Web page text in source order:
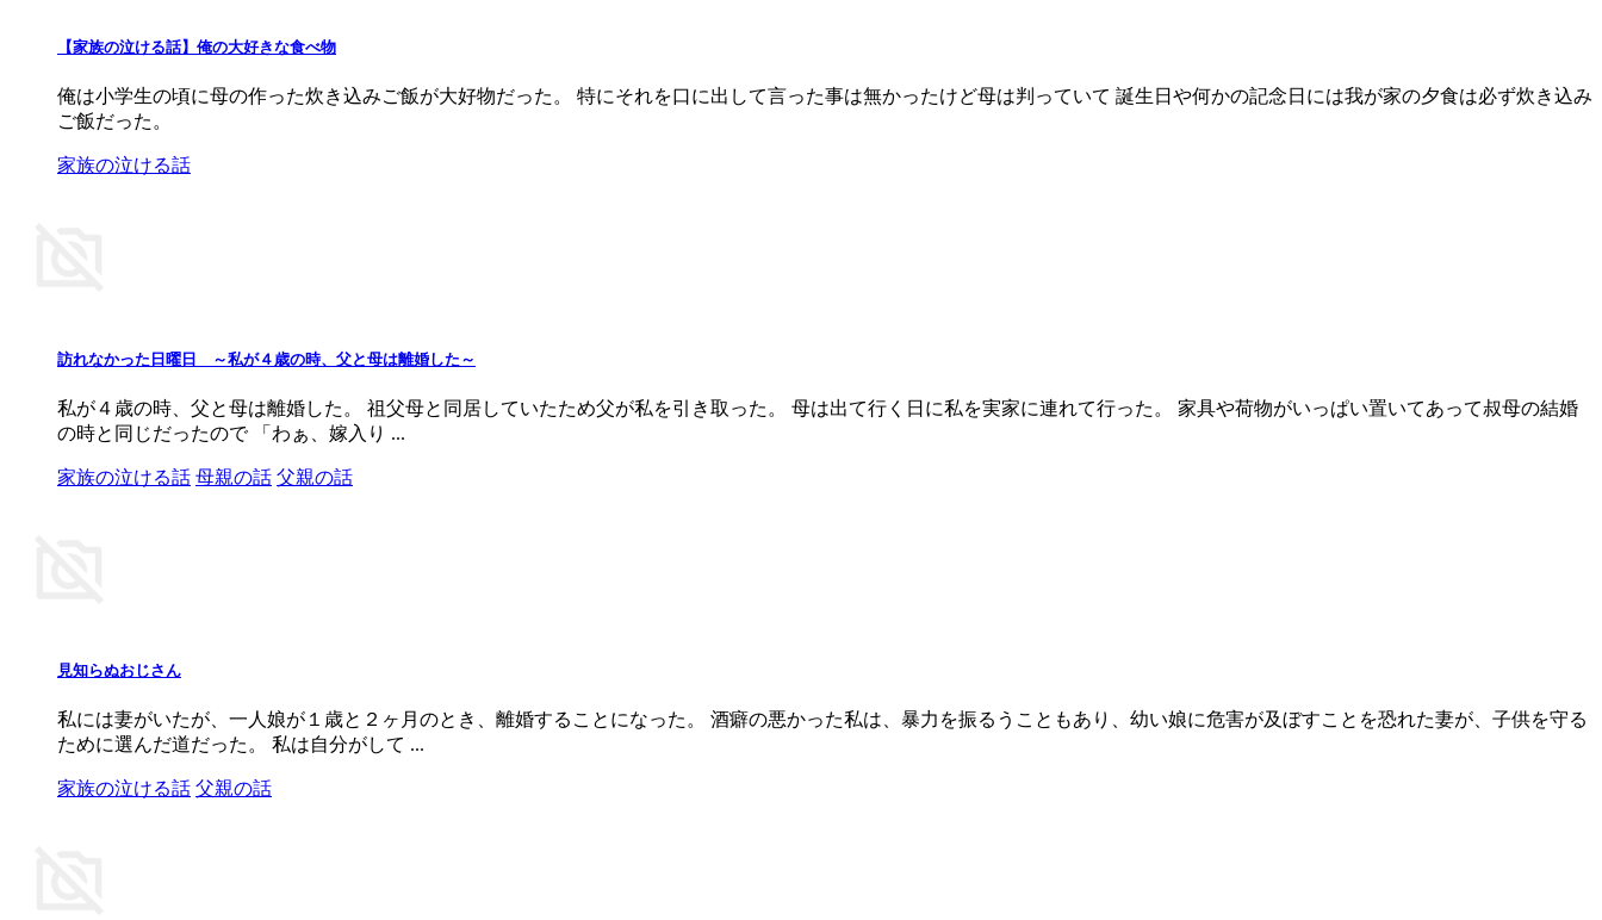
【家族の泣ける話】俺の大好きな食べ物
俺は小学生の頃に母の作った炊き込みご飯が大好物だった。 特にそれを口に出して言った事は無かったけど母は判っていて 誕生日や何かの記念日には我が家の夕食は必ず炊き込み
ご飯だった。
家族の泣ける話
訪れなかった日曜日 ～私が４歳の時、父と母は離婚した～
私が４歳の時、父と母は離婚した。 祖父母と同居していたため父が私を引き取った。 母は出て行く日に私を実家に連れて行った。 家具や荷物がいっぱい置いてあって叔母の結婚
の時と同じだったので 「わぁ、嫁入り ...
家族の泣ける話 母親の話 父親の話
見知らぬおじさん
私には妻がいたが、一人娘が１歳と２ヶ月のとき、離婚することになった。 酒癖の悪かった私は、暴力を振るうこともあり、幼い娘に危害が及ぼすことを恐れた妻が、子供を守る
ために選んだ道だった。 私は自分がして ...
家族の泣ける話 父親の話